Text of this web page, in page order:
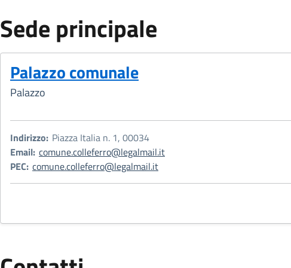
Sede principale
Palazzo comunale
Palazzo
Indirizzo: Piazza Italia n. 1, 00034
Email: comune.colleferro@legalmail.it
PEC: comune.colleferro@legalmail.it